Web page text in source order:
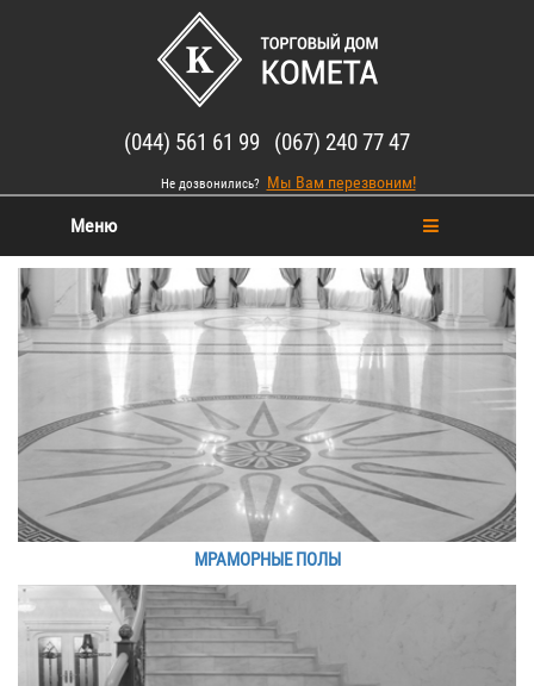
(044) 561 61 99 (067) 240 77 47
Не дозвонились? Мы Вам перезвоним!
Меню
МРАМОРНЫЕ ПОЛЫ